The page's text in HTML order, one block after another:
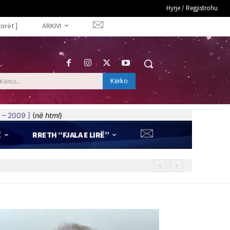
Hyrje / Regjistrohu
] ARKIVI
Kërko... Kërko
2009 ] (në html)
RRETH “FJALA E LIRË”